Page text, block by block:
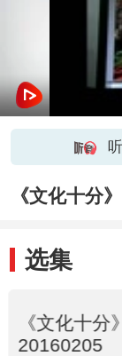
《文化十分
选集
《文化十分》
20160205